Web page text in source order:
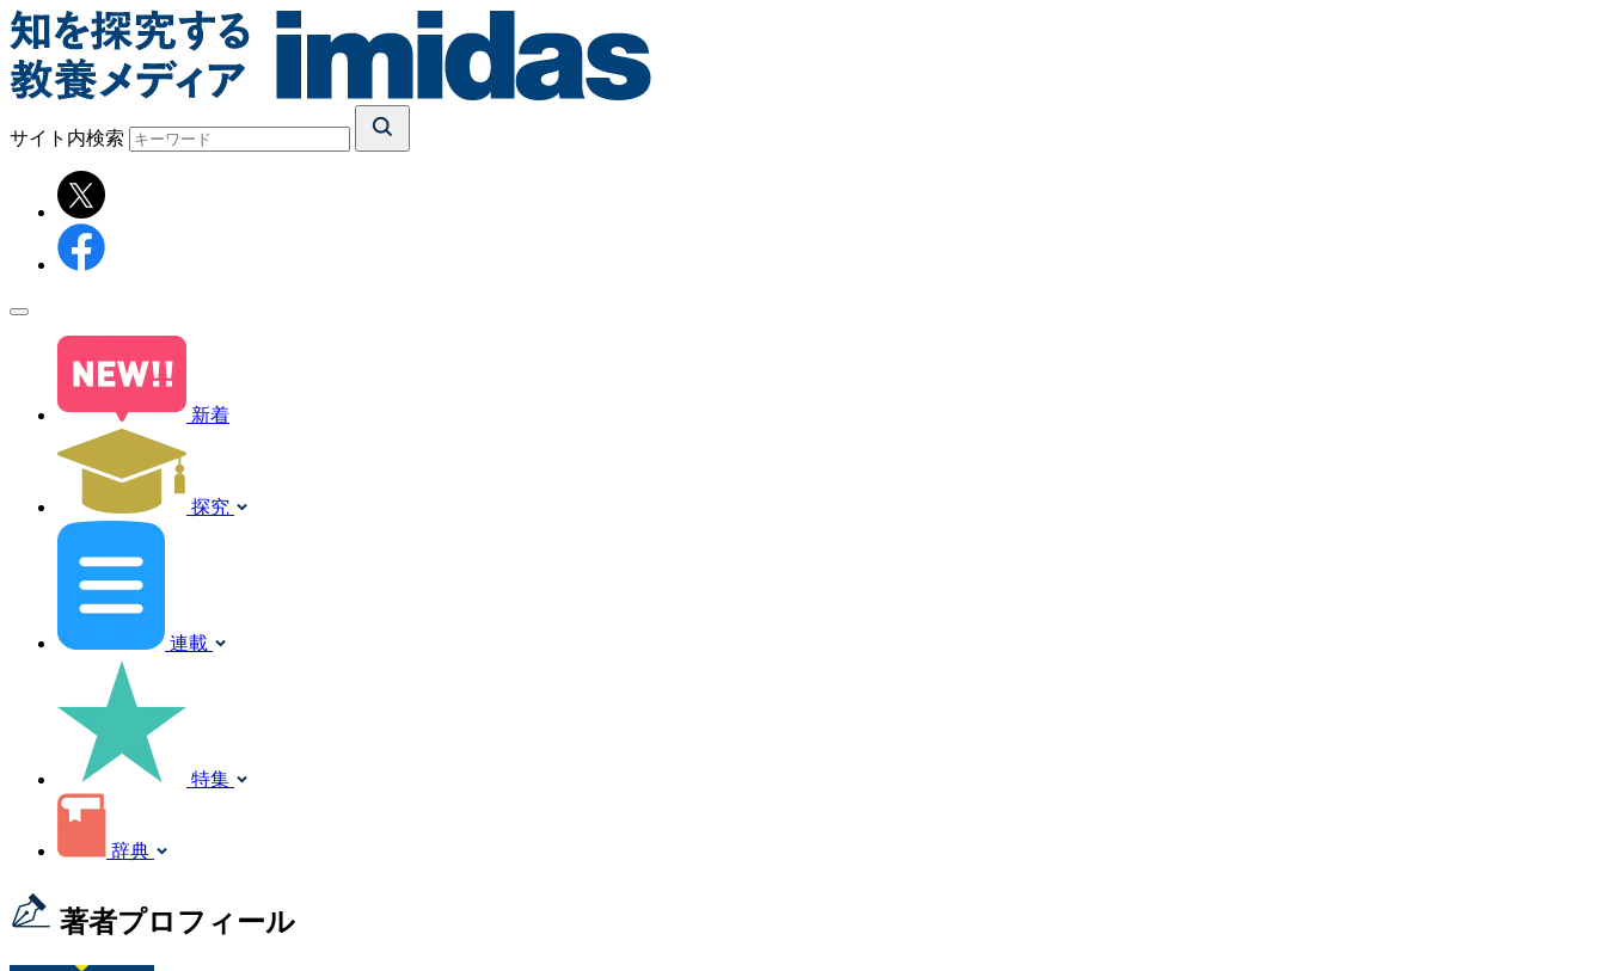
サイト内検索
新着
探究
連載
特集
辞典
著者プロフィール